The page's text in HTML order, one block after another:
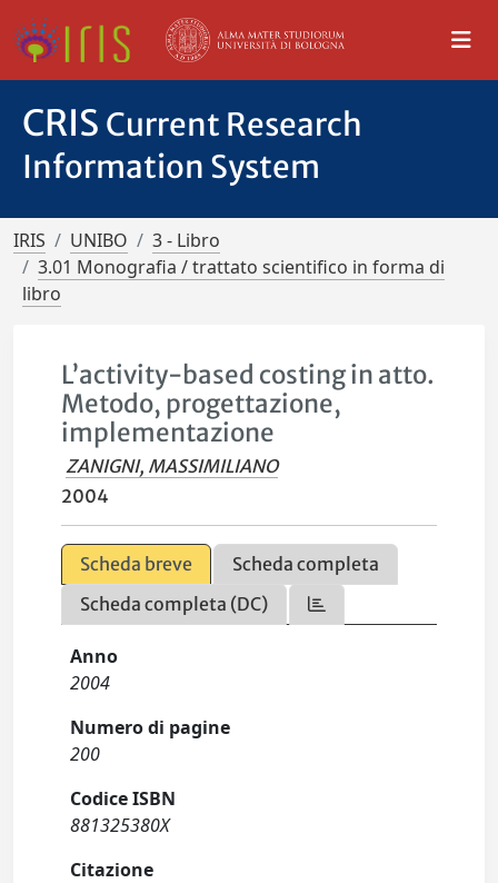
CRIS Current Research
Information System
IRIS UNIBO
3 - Libro
3.01 Monografia / trattato scientifico in forma di
libro
L’activity-based costing in atto.
Metodo, progettazione,
implementazione
ZANIGNI, MASSIMILIANO
2004
Scheda breve
Scheda completa
Scheda completa (DC)
Anno
2004
Numero di pagine
200
Codice ISBN
881325380X
Citazione